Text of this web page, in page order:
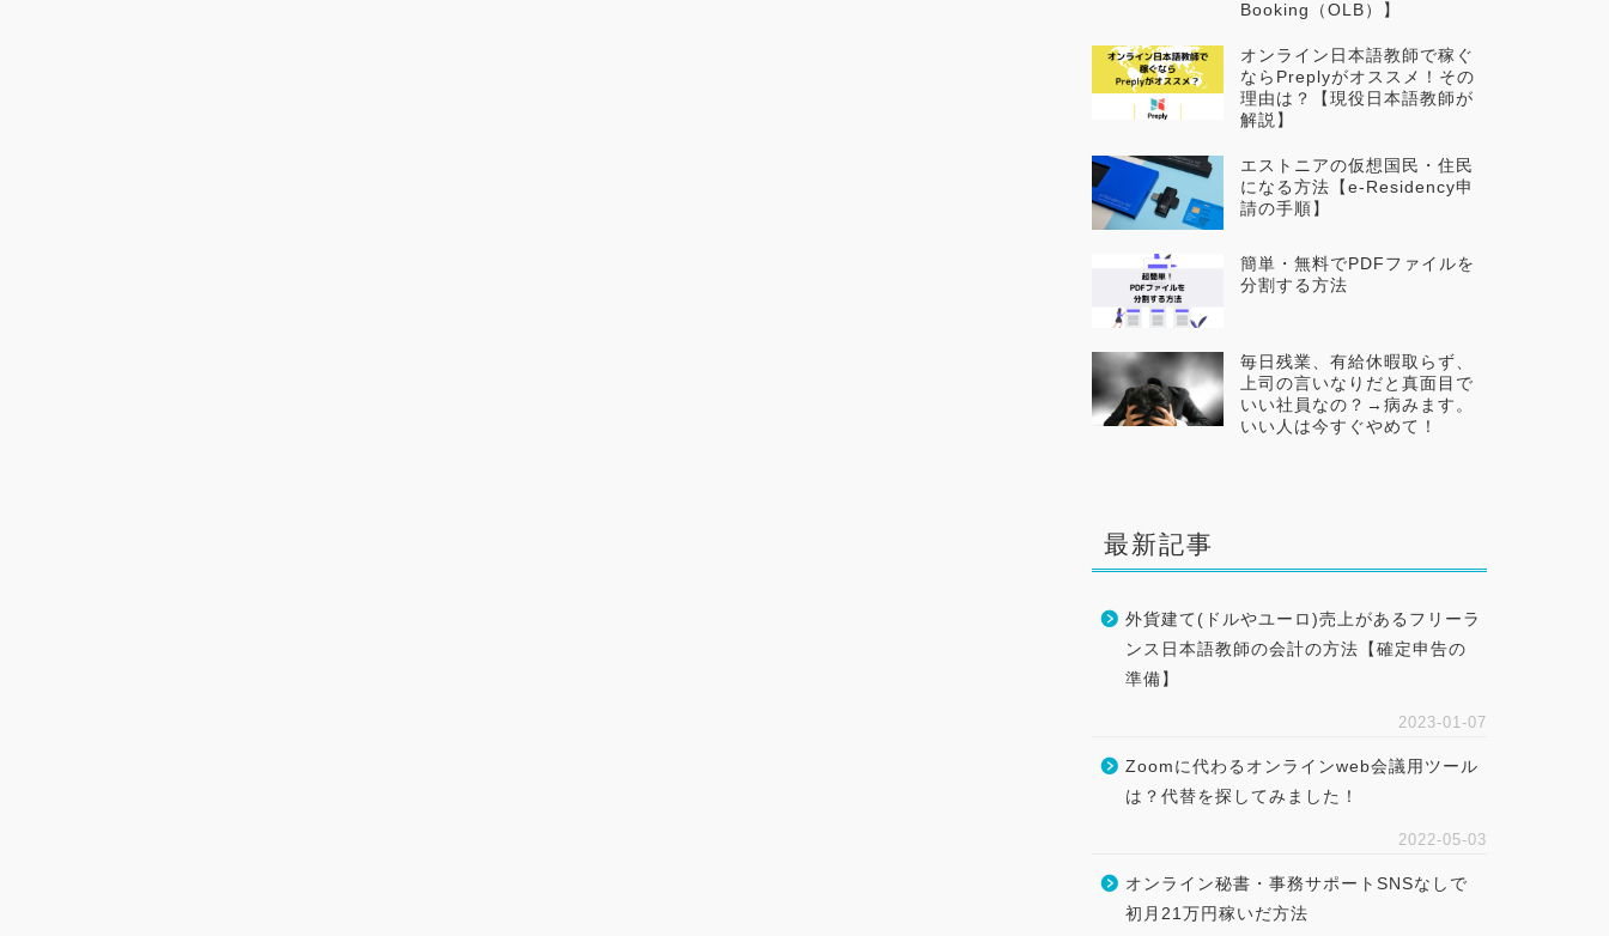
Booking（OLB）】
オンライン日本語教師で稼ぐ
ならPreplyがオススメ！その
理由は？【現役日本語教師が
解説】
エストニアの仮想国民・住民
になる方法【e-Residency申
請の手順】
簡単・無料でPDFファイルを
分割する方法
毎日残業、有給休暇取らず、
上司の言いなりだと真面目で
いい社員なの？→病みます。
いい人は今すぐやめて！
最新記事
外貨建て(ドルやユーロ)売上があるフリーラ
ンス日本語教師の会計の方法【確定申告の
準備】
2023-01-07
Zoomに代わるオンラインweb会議用ツール
は？代替を探してみました！
2022-05-03
オンライン秘書・事務サポートSNSなしで
初月21万円稼いだ方法